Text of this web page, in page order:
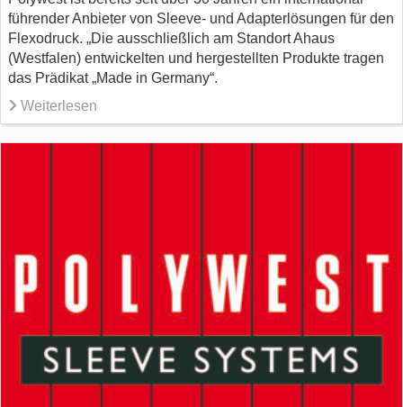
führender Anbieter von Sleeve- und Adapterlösungen für den
Flexodruck. „Die ausschließlich am Standort Ahaus
(Westfalen) entwickelten und hergestellten Produkte tragen
das Prädikat „Made in Germany“.
Weiterlesen